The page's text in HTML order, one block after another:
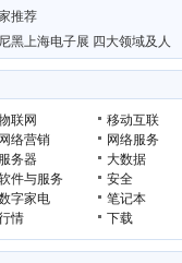
推荐
黑上海电子展 四大领域及人
猕猴桃电商项目亮相广
联网 移动互联
网络营销 网络服务
服务器 大数据
件与服务 安全
字家电 笔记本
情 下载